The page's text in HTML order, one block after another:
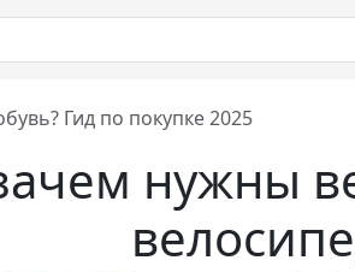
Гид по покупке 2025
нужны